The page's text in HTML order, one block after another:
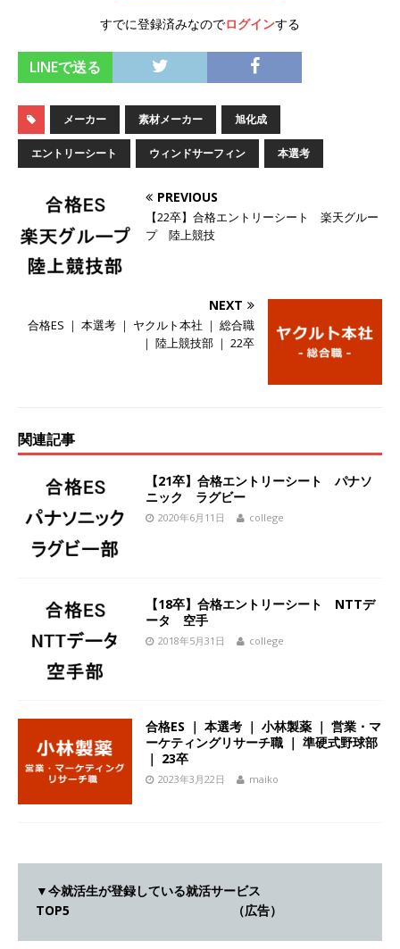
参加者は書類選考・一次面接免除 】 M&A総研の
グループ企業 ｜ 日本トップレベルの企業へ幅広
いコンサルを行う ｜ スタートアップの成長性×
大手グループとしての安定性バツグン ｜ 年収
500万スタート ｜ 土日祝休み ｜ 東京勤務 ｜ ク
オンツ・コンサルティング
体育会積極採用企
業
[ 2026年5月14日 ]
全てと取引する国内トップシェアのマグネシウム
部品製造メーカー ｜ 賞与前年度実績6.5ヵ月・平
均6ヶ月以上 ｜ ミツワ電機工業
体育会積極採
格!! 】 需要が伸び続ける安定したリフォーム業界
の専門商社 ｜ 大手メーカーとも取引多数!! ｜ 30
[ 2026年5月14日 ] 【 28卒 】 NTTドコモグルー
プと電通グループの傘下 ｜ 初任給40万 ｜ 人よ
始めたパイオニア企業 ｜ CARTA HOLDINGS
体育会積極採用企業
[ 2026年5月14日 ]
【 28卒 ｜ 体験型インターン
る ｜ 土日祝休み ｜ 年間休日124日 ｜ ギミック
すでに登録済みなのでログインする
LINEで送る
メーカー 素材メーカー 旭化成
エントリーシート ウィンドサーフィン 本選考
PREVIOUS
【22卒】合格エントリーシート 楽天グルー
プ 陸上競技
NEXT
合格ES ｜ 本選考 ｜ ヤクルト本社 ｜ 総合職
｜ 陸上競技部 ｜ 22卒
関連記事
【21卒】合格エントリーシート パナソ
ニック ラグビー
2020年6月11日 college
【18卒】合格エントリーシート NTTデ
ータ 空手
2018年5月31日 college
合格ES ｜ 本選考 ｜ 小林製薬 ｜ 営業・マ
ーケティングリサーチ職 ｜ 準硬式野球部
｜ 23卒
2023年3月22日 maiko
▼今就活生が登録している就活サービス
TOP5 （広告）